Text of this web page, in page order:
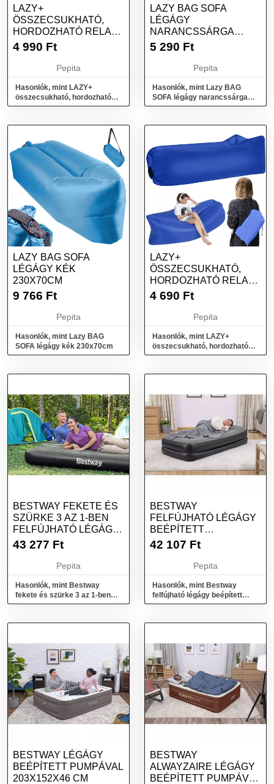
LAZY+
ÖSSZECSUKHATÓ,
HORDOZHATÓ RELAX
ÁGY – LAZY
4 990 Ft
Pepita
Hasonlók, mint LAZY+
összecsukható, hordozható
relax ágy – Lazy bag/légágy –
LAZY BAG SOFA
LÉGÁGY
NARANCSSÁRGA
230X70CM
5 290 Ft
Pepita
Hasonlók, mint Lazy BAG
SOFA légágy narancssárga
230x70cm
LAZY BAG SOFA
LÉGÁGY KÉK
230X70CM
9 766 Ft
Pepita
Hasonlók, mint Lazy BAG
SOFA légágy kék 230x70cm
LAZY+
ÖSSZECSUKHATÓ,
HORDOZHATÓ RELAX
ÁGY - LAZY
4 690 Ft
Pepita
Hasonlók, mint LAZY+
összecsukható, hordozható
relax ágy - Lazy bag/légágy -
BESTWAY FEKETE ÉS
SZÜRKE 3 AZ 1-BEN
FELFÚJHATÓ LÉGÁGY
188X99X25 CM
43 277 Ft
Pepita
Hasonlók, mint Bestway
fekete és szürke 3 az 1-ben
felfújható légágy 188x99x25
BESTWAY
FELFÚJHATÓ LÉGÁGY
BEÉPÍTETT
ELEKTROMOS
42 107 Ft
Pepita
Hasonlók, mint Bestway
felfújható légágy beépített
elektromos pumpával
BESTWAY LÉGÁGY
BEÉPÍTETT PUMPÁVAL
203X152X46 CM
BESTWAY
ALWAYZAIRE LÉGÁGY
BEÉPÍTETT PUMPÁVAL